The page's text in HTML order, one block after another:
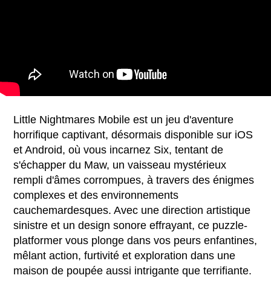
Little Nightmares Mobile est un jeu d'aventure
horrifique captivant, désormais disponible sur iOS
et Android, où vous incarnez Six, tentant de
s'échapper du Maw, un vaisseau mystérieux
rempli d'âmes corrompues, à travers des énigmes
complexes et des environnements
cauchemardesques. Avec une direction artistique
sinistre et un design sonore effrayant, ce puzzle-
platformer vous plonge dans vos peurs enfantines,
mêlant action, furtivité et exploration dans une
maison de poupée aussi intrigante que terrifiante.